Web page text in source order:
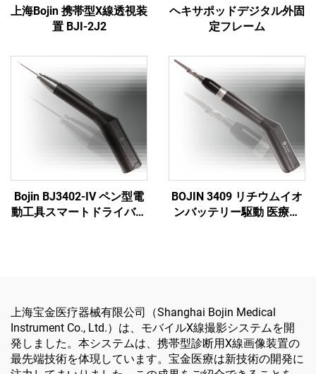
上海Bojin 携帯型X線透視装
置 BJI-2J2
ヘキサポッドデジタル外固
定フレーム
Bojin BJ3402-IV ペン型電
動工具スマートドライバー
BOJIN 3409 リチウムイオ
ンバッテリー駆動 医療用
上海宝金医疗器械有限公司（Shanghai Bojin Medical
Instrument Co., Ltd.）は、モバイルX線撮影システムを開
発しました。本システムは、携帯型診断用X線画像装置の
最先端技術を体現しています。宝金医療は新技術の開発に